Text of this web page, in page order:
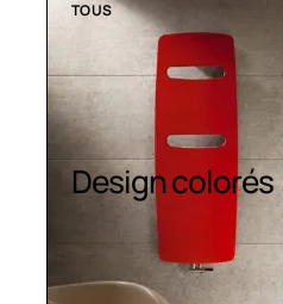
TOUS
Design colorés